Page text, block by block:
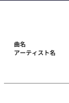
曲名
アーティスト名